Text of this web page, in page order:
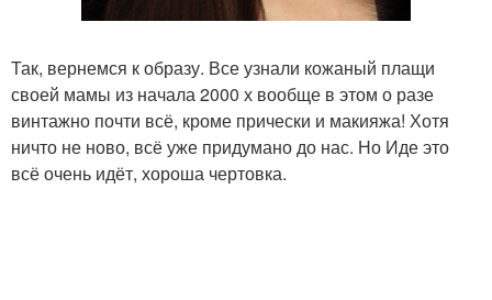
Так, вернемся к образу. Все узнали кожаный плащи
своей мамы из начала 2000 х вообще в этом о разе
винтажно почти всё, кроме прически и макияжа! Хотя
ничто не ново, всё уже придумано до нас. Но Иде это
всё очень идёт, хороша чертовка.